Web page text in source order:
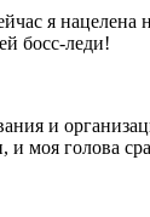
я нацелена
босс-леди!
и
и моя голова